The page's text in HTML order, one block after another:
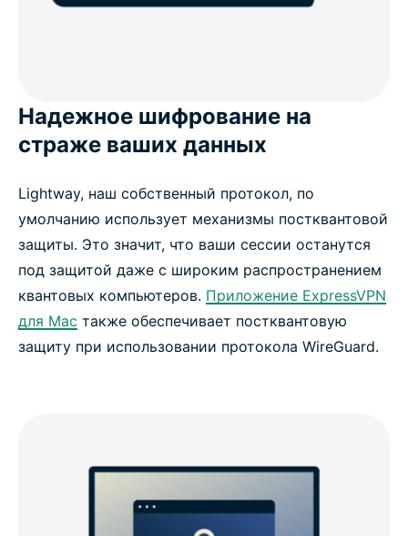
Надежное шифрование на
страже ваших данных
Lightway, наш собственный протокол, по
умолчанию использует механизмы постквантовой
защиты. Это значит, что ваши сессии останутся
под защитой даже с широким распространением
квантовых компьютеров. Приложение ExpressVPN
для Mac также обеспечивает постквантовую
защиту при использовании протокола WireGuard.